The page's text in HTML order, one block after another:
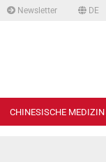
Newsletter DE
CHINESISCHE